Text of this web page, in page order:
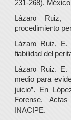
231-268).
Lázaro Ruiz,
procedimiento
Lázaro Ruiz, E.
fiabilidad del
Lázaro Ruiz, E.
medio para
juicio”. En
Forense.
INACIPE.